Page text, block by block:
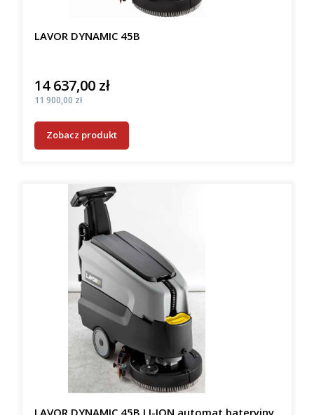
LAVOR DYNAMIC 45B
Cena
14 637,00 zł
Cena
11 900,00 zł
Zobacz produkt
LAVOR DYNAMIC 45B LI-ION automat bateryjny